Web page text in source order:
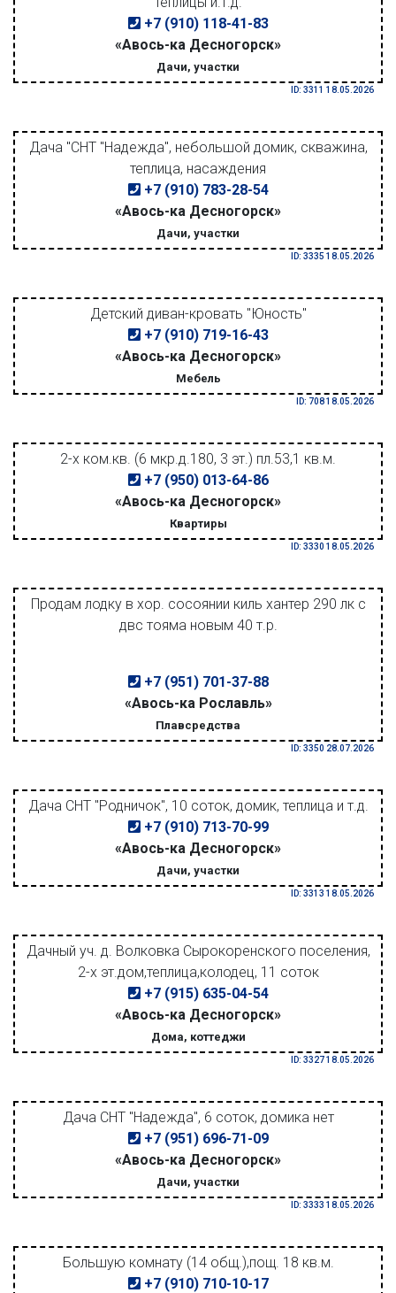
+7 (910) 118-41-83
«Авось-ка Десногорск»
Дачи, участки
ID: 3311 18.05.2026
Дача "СНТ "Надежда", небольшой домик, скважина,
теплица, насаждения
+7 (910) 783-28-54
«Авось-ка Десногорск»
Дачи, участки
ID: 3335 18.05.2026
Детский диван-кровать "Юность"
+7 (910) 719-16-43
«Авось-ка Десногорск»
Мебель
ID: 708 18.05.2026
2-х ком.кв. (6 мкр.д.180, 3 эт.) пл.53,1 кв.м.
+7 (950) 013-64-86
«Авось-ка Десногорск»
Квартиры
ID: 3330 18.05.2026
Продам лодку в хор. сосоянии киль хантер 290 лк с
двс тояма новым 40 т.р.
+7 (951) 701-37-88
«Авось-ка Рославль»
Плавсредства
ID: 3350 28.07.2026
Дача СНТ "Родничок", 10 соток, домик, теплица и т.д.
+7 (910) 713-70-99
«Авось-ка Десногорск»
Дачи, участки
ID: 3313 18.05.2026
Дачный уч. д. Волковка Сырокоренского поселения,
2-х эт.дом,теплица,колодец, 11 соток
+7 (915) 635-04-54
«Авось-ка Десногорск»
Дома, коттеджи
ID: 3327 18.05.2026
Дача СНТ "Надежда", 6 соток, домика нет
+7 (951) 696-71-09
«Авось-ка Десногорск»
Дачи, участки
ID: 3333 18.05.2026
Большую комнату (14 общ.),пощ. 18 кв.м.
+7 (910) 710-10-17